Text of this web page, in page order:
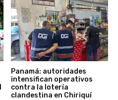
Panamá: autoridades
intensifican operativos
contra la lotería
clandestina en Chiriquí